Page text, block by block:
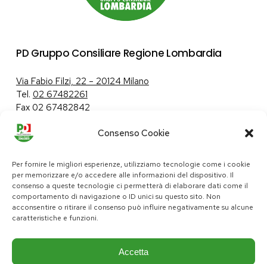
Consenso Cookie
Per fornire le migliori esperienze, utilizziamo tecnologie come i cookie
per memorizzare e/o accedere alle informazioni del dispositivo. Il
consenso a queste tecnologie ci permetterà di elaborare dati come il
comportamento di navigazione o ID unici su questo sito. Non
acconsentire o ritirare il consenso può influire negativamente su alcune
caratteristiche e funzioni.
Accetta
PD Gruppo Consiliare Regione Lombardia
Via Fabio Filzi, 22 – 20124 Milano
Tel. 02 67482261
Fax 02 67482842
Tutela dei dati personali|Politica sui cookie
pd@consiglio.regione.lombardia.it
ufficiostampa.pd@consiglio.regione.lombardia.it
Pagine Facebook Gruppo Consiliare PD LombardiaPagina Messenger Gruppo Consiliare PD LombardiaPagina Instagram Gruppo PD LombardiaPagina Youtube Gruppo PD Lombardia